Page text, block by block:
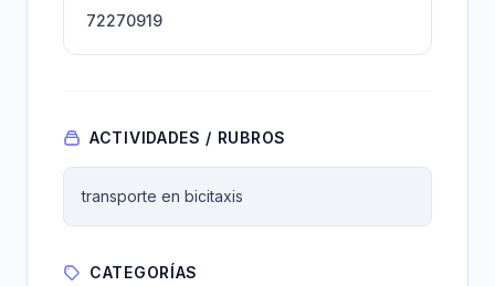
72270919
ACTIVIDADES / RUBROS
transporte en bicitaxis
CATEGORÍAS